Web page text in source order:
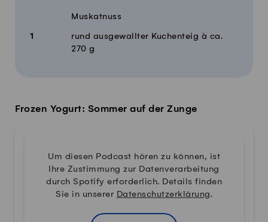
Muskatnuss
1
rund ausgewallter Kuchenteig à ca.
270 g
Frozen Yogurt: Sommer auf der Zunge
Um diesen Podcast hören zu können, ist
Ihre Zustimmung zur Datenverarbeitung
durch Spotify erforderlich. Details finden
Sie in unserer Datenschutzerklärung.